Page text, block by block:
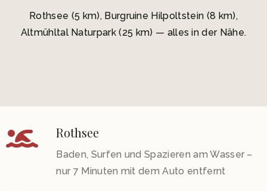
Rothsee (5 km), Burgruine Hilpoltstein (8 km),
Altmühltal Naturpark (25 km) — alles in der Nähe.
Rothsee
Baden, Surfen und Spazieren am Wasser –
nur 7 Minuten mit dem Auto entfernt